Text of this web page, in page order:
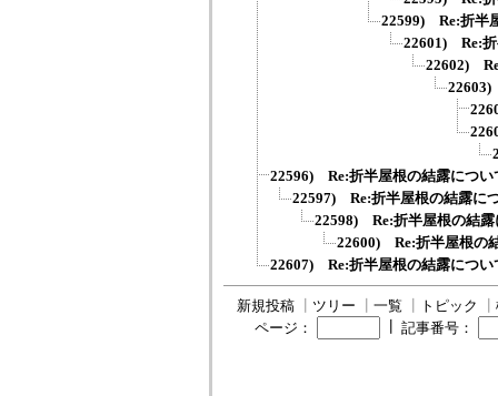
22599) Re:折半
22601) Re:折
22602)
22603)
22596) Re:折半屋根の結露につい
22597) Re:折半屋根の結露に
22598) Re:折半屋根の結露
22600) Re:折半屋根の
22607) Re:折半屋根の結露につい
新規投稿 ツリー 一覧 トピック
ページ：
記事番号：